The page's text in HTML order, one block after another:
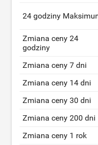
24 godziny
Zmiana ceny 24
godziny
Zmiana ceny 7 dni
Zmiana ceny 14 dni
Zmiana ceny 30 dni
Zmiana ceny 200 dni
Zmiana ceny 1 rok